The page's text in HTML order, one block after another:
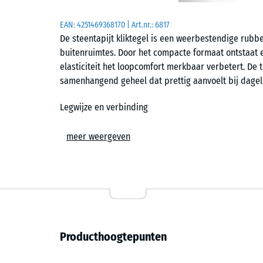
EAN:4251469368170 | Art.nr.:6817
De steentapijt kliktegel is een weerbestendige
buitenruimtes. Door het compacte formaat
elasticiteit het loopcomfort merkbaar verbetert. De
samenhangend geheel dat prettig aanvoelt bij
Legwijze en verbinding
De tegels worden zwevend geplaatst op een
Comfort en oppervlak
bij blootvoets lopen. Het elastische gedrag
meer weergeven
Producthoogtepunten